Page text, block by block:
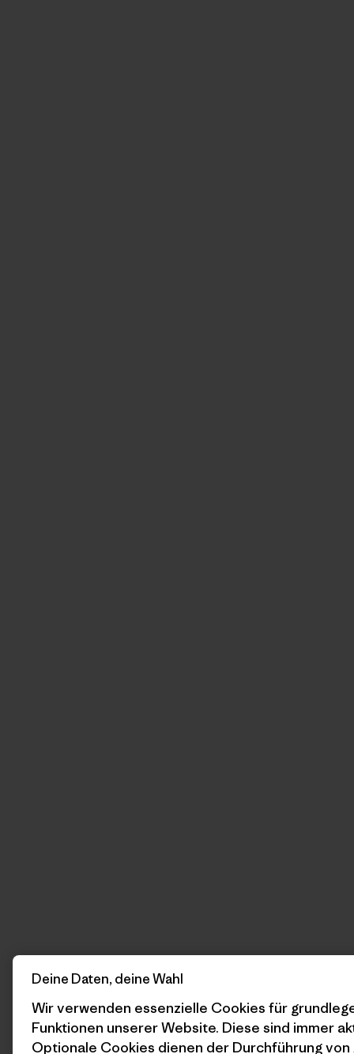
Deine Daten, deine Wahl
Wir verwenden essenzielle Cookies für
Funktionen unserer Website. Diese sind immer
Optionale Cookies dienen der Durchführung von